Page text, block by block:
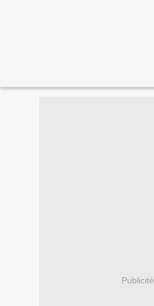
Publicité